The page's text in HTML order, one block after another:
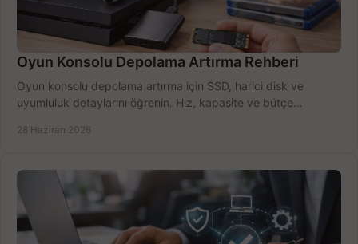
Oyun Konsolu Depolama Artırma Rehberi
Oyun konsolu depolama artırma için SSD, harici disk ve
uyumluluk detaylarını öğrenin. Hız, kapasite ve bütçe
28 Haziran 2026